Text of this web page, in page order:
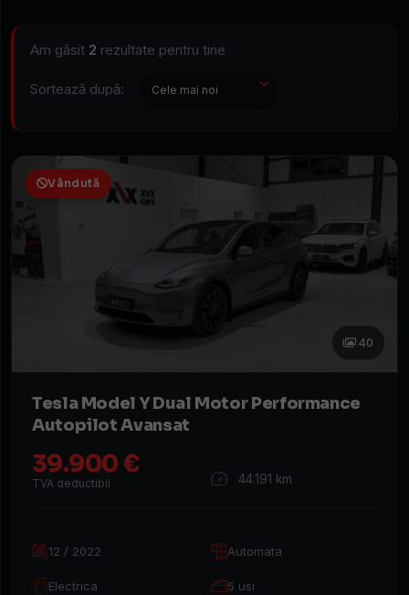
Putere
(CP)
Combustibil
Tracțiune
Caută
mașina
Am găsit 2 rezultate pentru tine
Sortează după:
Vândută
40
Tesla Model Y Dual Motor Performance
Autopilot Avansat
39.900 €
TVA deductibil 44.191 km
12 / 2022 Automata
Electrica 5 usi